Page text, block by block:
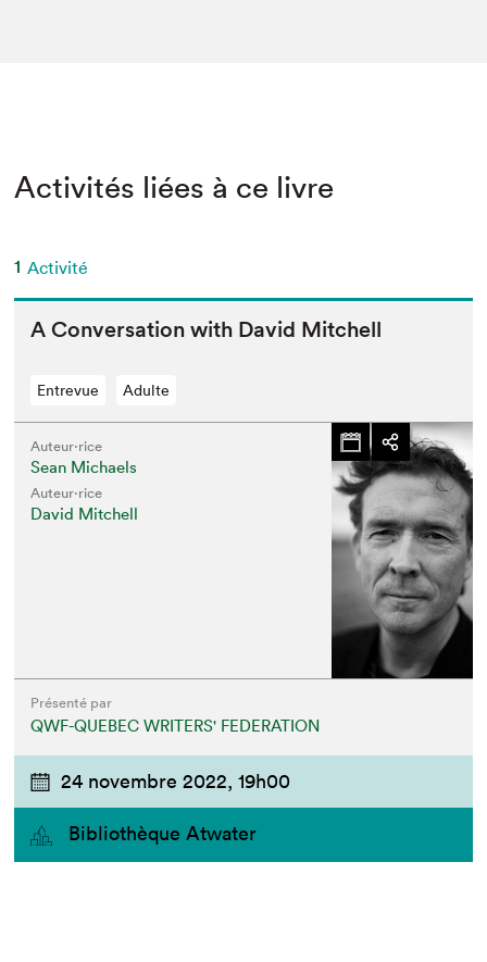
Activités liées à ce livre
1 Activité
A Con­ver­sa­tion with David Mitchell
Entrevue Adulte
Auteur·rice
Sean Michaels
Auteur·rice
David Mitchell
Présenté par
QWF-QUEBEC WRITERS' FEDERATION
24 novembre 2022, 19h00
Bibliothèque Atwater